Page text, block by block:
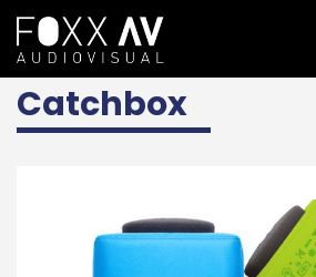
NL catchbox
Catchbox